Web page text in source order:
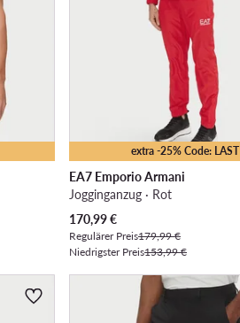
extra -25% Code: LAST
EA7 Emporio Armani
Jogginganzug · Rot
Aktueller Preis
170,99€
Regulärer Preis179,99 €
Niedrigster Preis153,99 €